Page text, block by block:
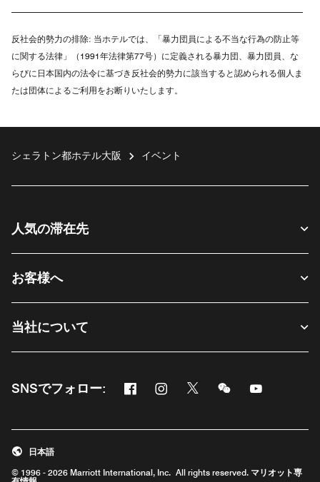
反社会的勢力の排除: 当ホテルでは、「暴力団員による不当な行為の防止等
に関する法律」（1991年法律第77号）に定義される暴力団、暴力団員、な
らびに日本国内の法令に基づき反社会的勢力に該当すると認められる個人ま
たは団体によるご利用をお断りいたします。
シェラトン都ホテル大阪 イベント
人気の滞在先
お客様へ
当社について
SNSでフォロー: Facebook
新しいウィンドウで開く
Instagram
新しいウィンドウで開く
Twitter
新しいウィンドウで開く
Messenger
新しいウィンドウ
新しいウィ
© 1996 - 2026 Marriott International, Inc. All rights reserved. マリオット専
日本語